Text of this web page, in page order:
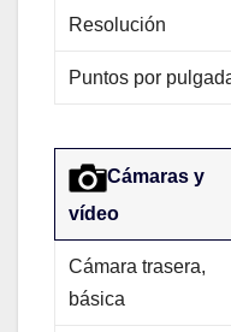
Resolución
Puntos por
Cámaras y
vídeo
Cámara trasera,
básica